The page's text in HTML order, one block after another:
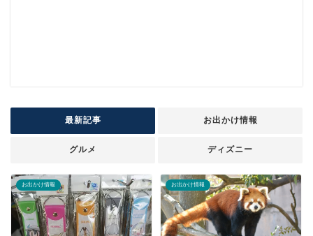
最新記事 お出かけ情報
グルメ ディズニー
お出かけ情報 お出かけ情報